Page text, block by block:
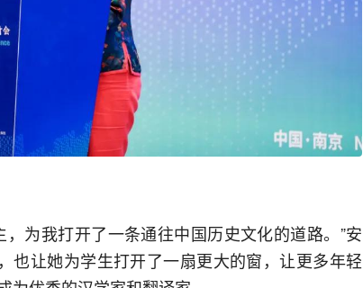
为我打开了一条通往中国历史文化的道路。”安
也让她为学生打开了一扇更大的窗，让更多年轻